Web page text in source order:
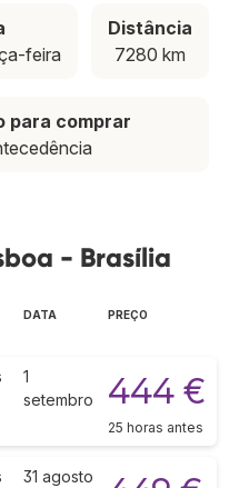
feira
Distância
7280 km
para comprar
- Brasília
DATA PREÇO
1
setembro
444 €
25 horas antes
31 agosto